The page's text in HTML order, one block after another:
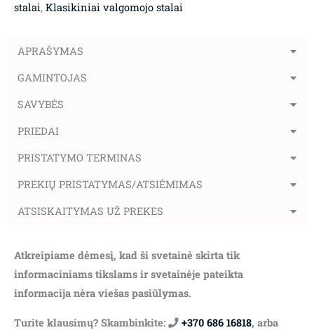
stalai, Klasikiniai valgomojo stalai
APRAŠYMAS
GAMINTOJAS
SAVYBĖS
PRIEDAI
PRISTATYMO TERMINAS
PREKIŲ PRISTATYMAS/ATSIĖMIMAS
ATSISKAITYMAS UŽ PREKES
Atkreipiame dėmesį, kad ši svetainė skirta tik
informaciniams tikslams ir svetainėje pateikta
informacija nėra viešas pasiūlymas.
Turite klausimų? Skambinkite: +370 686 16818, arba